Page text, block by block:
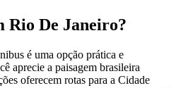
Rio De Janeiro?
é uma opção prática e
aprecie a paisagem brasileira
oferecem rotas para a Cidade